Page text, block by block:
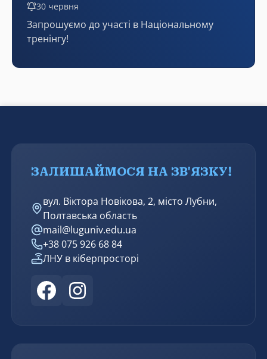
30 червня
Запрошуємо до участі в Національному
тренінгу!
ЗАЛИШАЙМОСЯ НА ЗВ'ЯЗКУ!
вул. Віктора Новікова, 2, місто Лубни,
Полтавська область
mail@luguniv.edu.ua
+38 075 926 68 84
ЛНУ в кіберпросторі